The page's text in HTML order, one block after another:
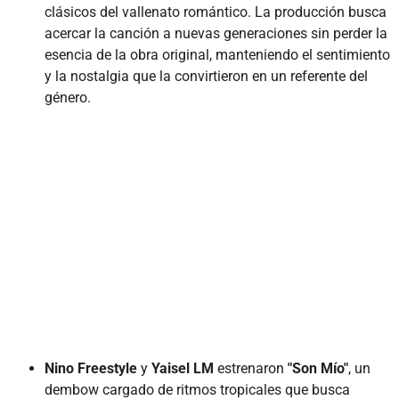
clásicos del vallenato romántico. La producción busca
acercar la canción a nuevas generaciones sin perder la
esencia de la obra original, manteniendo el sentimiento
y la nostalgia que la convirtieron en un referente del
género.
Nino Freestyle y Yaisel LM estrenaron "Son Mío", un
dembow cargado de ritmos tropicales que busca